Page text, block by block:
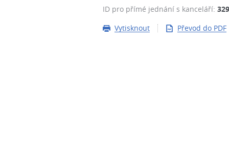
ID pro přímé jednání s kanceláří:
Vytisknout
Převod do PDF